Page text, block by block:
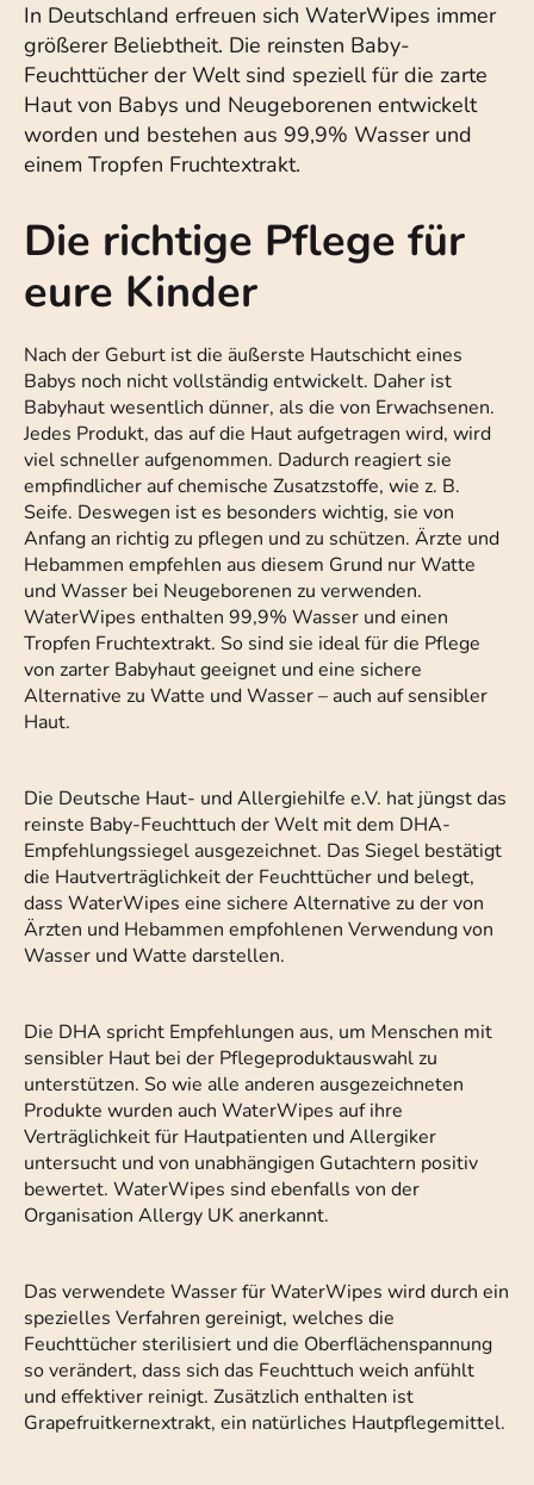
In Deutschland erfreuen sich WaterWipes immer
größerer Beliebtheit. Die reinsten Baby-
Feuchttücher der Welt sind speziell für die zarte
Haut von Babys und Neugeborenen entwickelt
worden und bestehen aus 99,9% Wasser und
einem Tropfen Fruchtextrakt.
Die richtige Pflege für
eure Kinder
Nach der Geburt ist die äußerste Hautschicht eines
Babys noch nicht vollständig entwickelt. Daher ist
Babyhaut wesentlich dünner, als die von Erwachsenen.
Jedes Produkt, das auf die Haut aufgetragen wird, wird
viel schneller aufgenommen. Dadurch reagiert sie
empfindlicher auf chemische Zusatzstoffe, wie z. B.
Seife. Deswegen ist es besonders wichtig, sie von
Anfang an richtig zu pflegen und zu schützen. Ärzte und
Hebammen empfehlen aus diesem Grund nur Watte
und Wasser bei Neugeborenen zu verwenden.
WaterWipes enthalten 99,9% Wasser und einen
Tropfen Fruchtextrakt. So sind sie ideal für die Pflege
von zarter Babyhaut geeignet und eine sichere
Alternative zu Watte und Wasser – auch auf sensibler
Haut.
Die Deutsche Haut- und Allergiehilfe e.V. hat jüngst das
reinste Baby-Feuchttuch der Welt mit dem DHA-
Empfehlungssiegel ausgezeichnet. Das Siegel bestätigt
die Hautverträglichkeit der Feuchttücher und belegt,
dass WaterWipes eine sichere Alternative zu der von
Ärzten und Hebammen empfohlenen Verwendung von
Wasser und Watte darstellen.
Die DHA spricht Empfehlungen aus, um Menschen mit
sensibler Haut bei der Pflegeproduktauswahl zu
unterstützen. So wie alle anderen ausgezeichneten
Produkte wurden auch WaterWipes auf ihre
Verträglichkeit für Hautpatienten und Allergiker
untersucht und von unabhängigen Gutachtern positiv
bewertet. WaterWipes sind ebenfalls von der
Organisation Allergy UK anerkannt.
Das verwendete Wasser für WaterWipes wird durch ein
spezielles Verfahren gereinigt, welches die
Feuchttücher sterilisiert und die Oberflächenspannung
so verändert, dass sich das Feuchttuch weich anfühlt
und effektiver reinigt. Zusätzlich enthalten ist
Grapefruitkernextrakt, ein natürliches Hautpflegemittel.